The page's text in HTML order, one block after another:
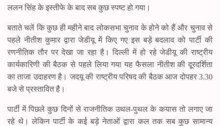
ललन सिंह के इस्तीफे के बाद सब कुछ स्पष्ट हो गया।
बताते चलें कि कुछ ही महीने बाद लोकसभा चुनाव के होने को हैं और चुनाव से
पहले नीतीश कुमार द्वारा जेडीयू में किए गए इस बड़े बदलाव को पार्टी की
रणनीतिक तौर पर देखा जा रहा है। दिल्ली में हो रहे जेडीयू की राष्ट्रीय
कार्यकारिणी की बैठक से पहले लिया गया यह फैसला नीतीश की दूरदर्शिता
का ताजा उदाहरण है। जदयू की राष्ट्रीय परिषद की बैठक आज दोपहर 3.30
बजे से प्रस्तावित है।
पार्टी में पिछले कुछ दिनों से राजनीतिक उथल-पुथल के कयास तो लगाए जा
रहे थे। लेकिन पार्टी के कई बड़े नेताओं द्वारा कल तक सब कुछ सामान्य